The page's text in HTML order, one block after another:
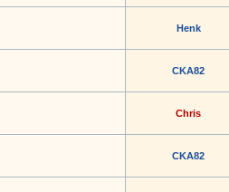
Henk
CKA82
Chris
CKA82